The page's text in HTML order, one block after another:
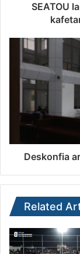
SEATOU
Deskonfia
Related